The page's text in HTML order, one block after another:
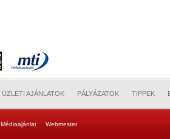
ÜZLETI AJÁNLATOK PÁLYÁZATOK TIPPEK
Médiaajánlat Webmester